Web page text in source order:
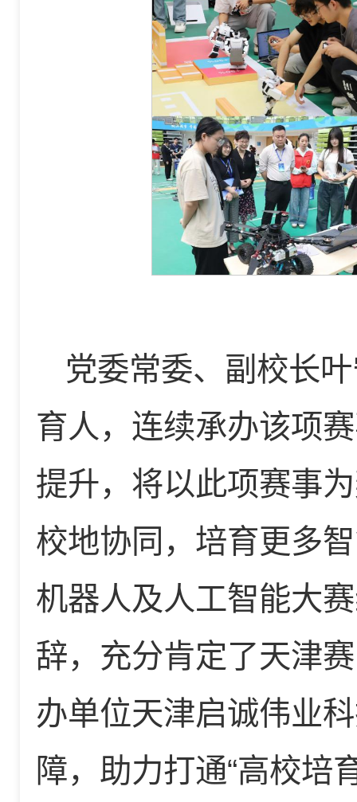
党委常委、副校长
育人，连续承办该项
提升，将以此项赛事
校地协同，培育更多
机器人及人工智能大
辞，充分肯定了天津
办单位天津启诚伟业
障，助力打通“高校